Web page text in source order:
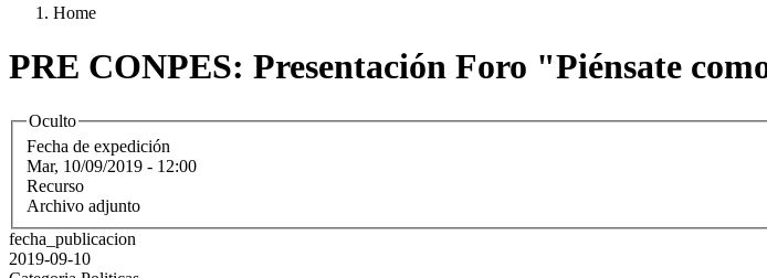
Home
PRE CONPES: Presentación Foro "Piénsate
Oculto
Fecha de expedición
Mar, 10/09/2019 - 12:00
Recurso
Archivo adjunto
fecha_publicacion
2019-09-10